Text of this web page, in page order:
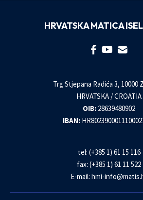
HRVATSKA MATICA
Trg Stjepana Radića 3, 10000
HRVATSKA / CROATIA
OIB: 28639480902
IBAN:
tel: (+385 1) 61 15 116
fax: (+385 1) 61 11 522
E-mail: hmi-